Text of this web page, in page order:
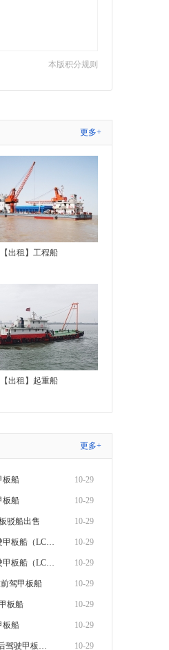
本版积分规则
更多+
出租】工程船
出租】起重船
更多+
板船 10-29
板船 10-29
驳船出售 10-29
Z536【出售】5000吨前驾驶甲板船（LCT）出 10-29
Z537【出售】5000吨后驾驶甲板船（LCT）出 10-29
驾甲板船 10-29
板船 10-29
板船 10-29
S226【出售LCT】10000吨后驾驶甲板船出售 10-29